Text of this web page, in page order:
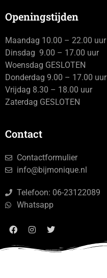
Openingstijden
Maandag 10.00 – 22.00 uur
Dinsdag 9.00 – 17.00 uur
Woensdag GESLOTEN
Donderdag 9.00 – 17.00 uur
Vrijdag 8.30 – 18.00 uur
Zaterdag GESLOTEN
Contact
Contactformulier
info@bijmonique.nl
Telefoon: 06-23122089
Whatsapp